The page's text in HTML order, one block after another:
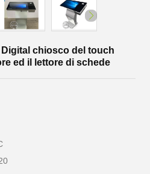
chiosco del touch
ed il lettore di schede